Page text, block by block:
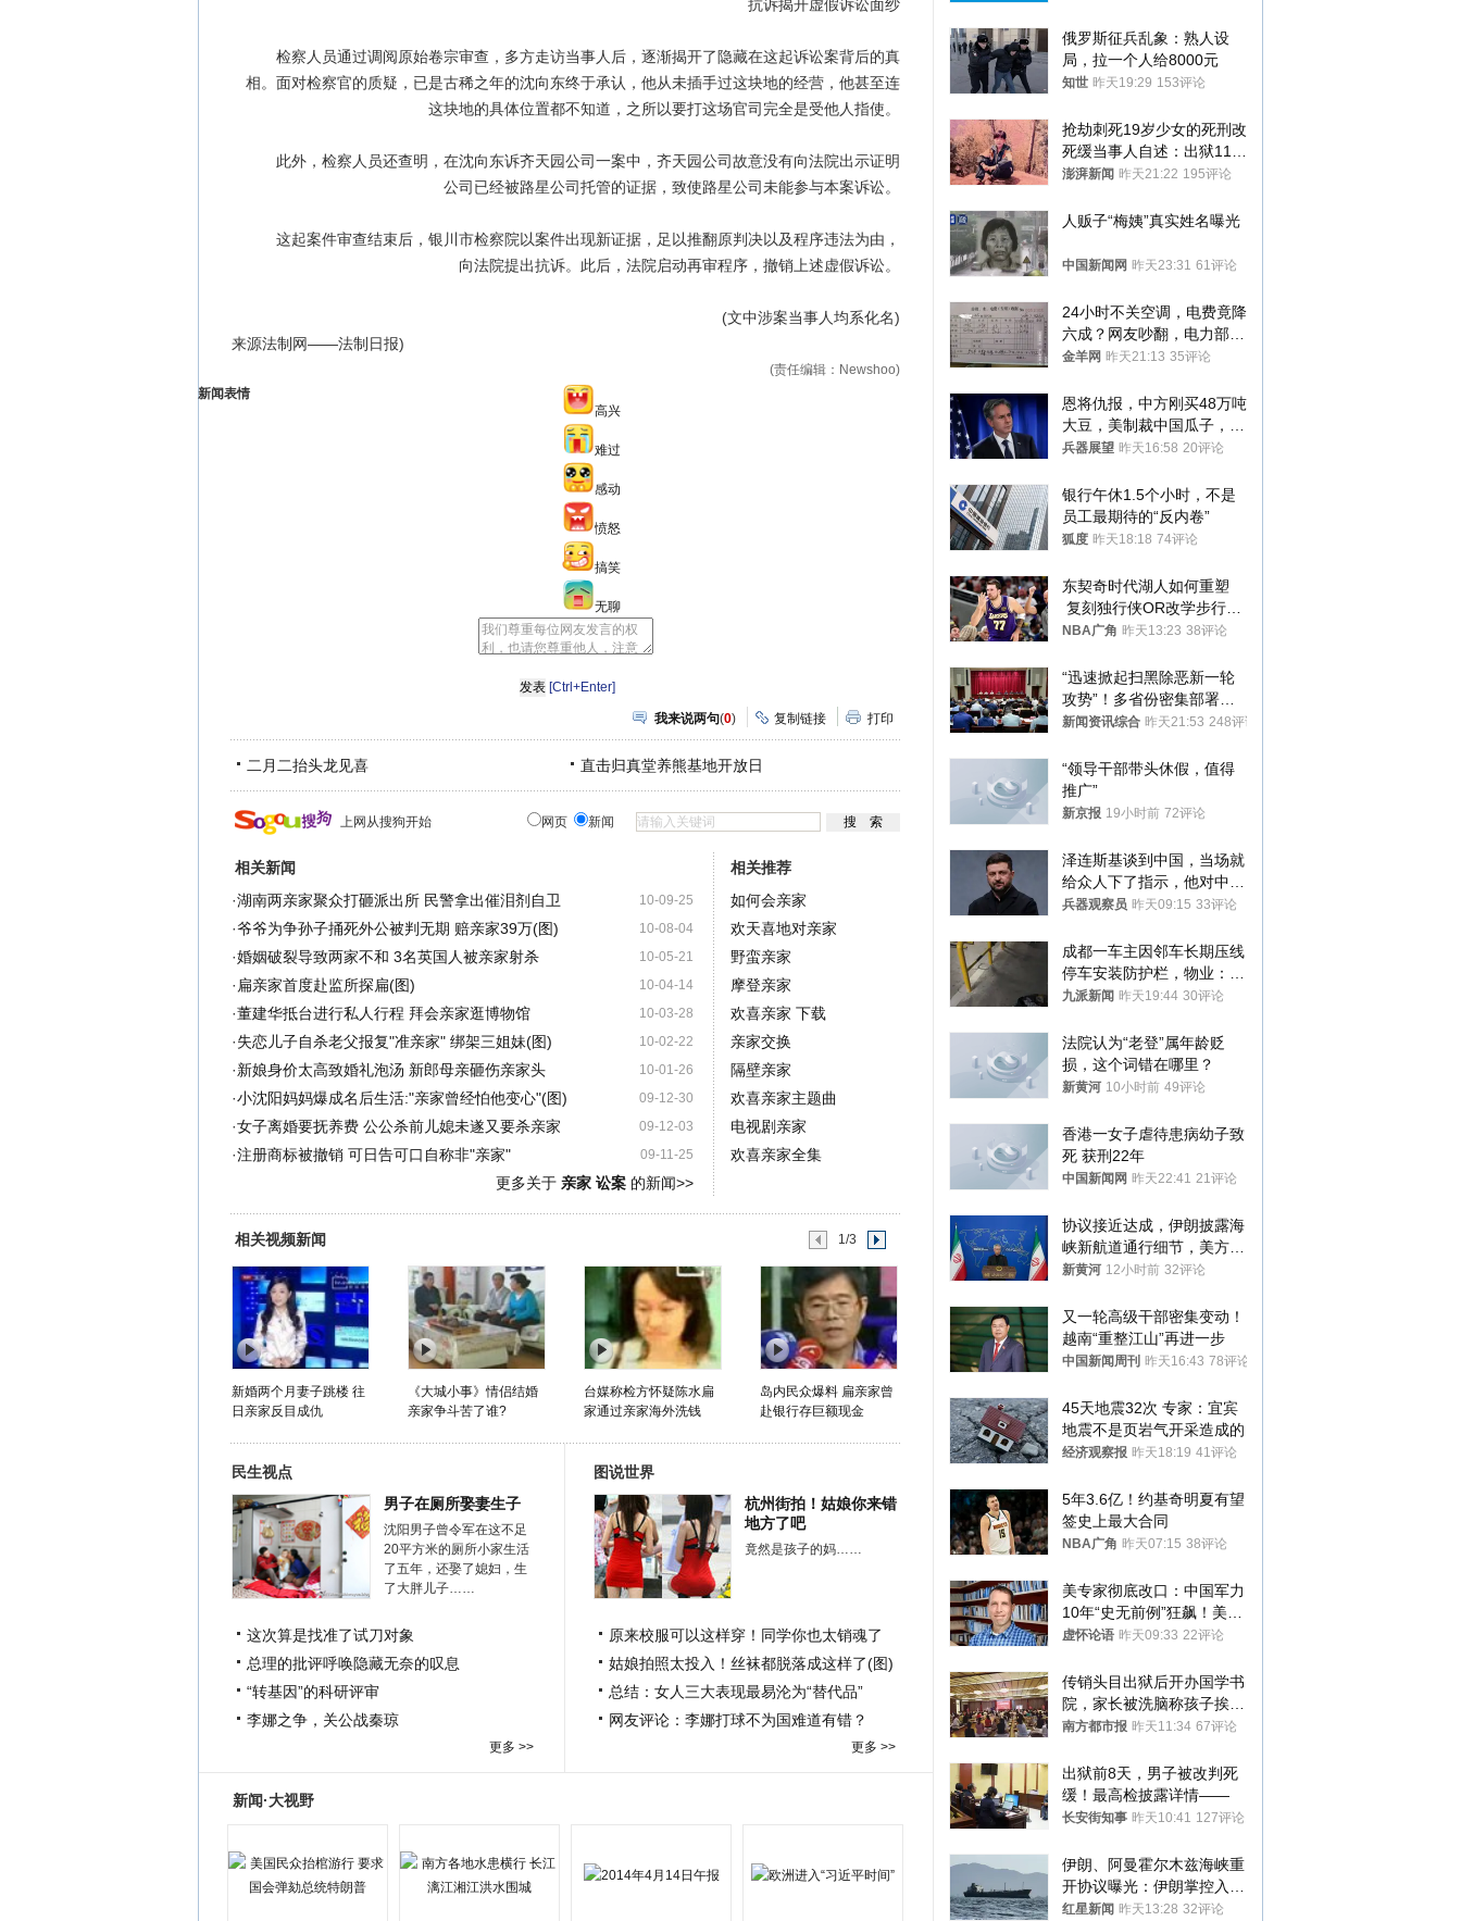
抗诉揭开虚假诉讼面纱
检察人员通过调阅原始卷宗审查，多方走访当事人后，逐渐揭开了隐藏在这起诉讼案背后的真
相。面对检察官的质疑，已是古稀之年的沈向东终于承认，他从未插手过这块地的经营，他甚至连
这块地的具体位置都不知道，之所以要打这场官司完全是受他人指使。
此外，检察人员还查明，在沈向东诉齐天园公司一案中，齐天园公司故意没有向法院出示证明
公司已经被路星公司托管的证据，致使路星公司未能参与本案诉讼。
这起案件审查结束后，银川市检察院以案件出现新证据，足以推翻原判决以及程序违法为由，
向法院提出抗诉。此后，法院启动再审程序，撤销上述虚假诉讼。
(文中涉案当事人均系化名)
来源法制网——法制日报)
(责任编辑：Newshoo)
新闻表情
高兴
难过
感动
愤怒
搞笑
无聊
[Ctrl+Enter]
我来说两句(0) 复制链接 打印
二月二抬头龙见喜 直击归真堂养熊基地开放日
上网从搜狗开始 网页 新闻
相关新闻
10-09-25
·湖南两亲家聚众打砸派出所 民警拿出催泪剂自卫
10-08-04
·爷爷为争孙子捅死外公被判无期 赔亲家39万(图)
10-05-21
·婚姻破裂导致两家不和 3名英国人被亲家射杀
10-04-14
· 扁亲家首度赴监所探扁(图)
10-03-28
·董建华抵台进行私人行程 拜会亲家逛博物馆
10-02-22
·失恋儿子自杀老父报复"准亲家" 绑架三姐妹(图)
10-01-26
·新娘身价太高致婚礼泡汤 新郎母亲砸伤亲家头
09-12-30
·小沈阳妈妈爆成名后生活:"亲家曾经怕他变心"(图)
09-12-03
·女子离婚要抚养费 公公杀前儿媳未遂又要杀亲家
09-11-25
·注册商标被撤销 可日告可口自称非"亲家"
更多关于 亲家 讼案的新闻>>
相关推荐
如何会亲家
欢天喜地对亲家
野蛮亲家
摩登亲家
欢喜亲家 下载
亲家交换
隔壁亲家
欢喜亲家主题曲
电视剧亲家
欢喜亲家全集
相关视频新闻 1/3
新婚两个月妻子跳楼 往
日亲家反目成仇
《大城小事》情侣结婚
亲家争斗苦了谁?
台媒称检方怀疑陈水扁
家通过亲家海外洗钱
岛内民众爆料 扁亲家曾
赴银行存巨额现金
民生视点
男子在厕所娶妻生子
沈阳男子曾令军在这不足
20平方米的厕所小家生活
了五年，还娶了媳妇，生
了大胖儿子……
这次算是找准了试刀对象
总理的批评呼唤隐藏无奈的叹息
“转基因”的科研评审
李娜之争，关公战秦琼
更多 >>
图说世界
杭州街拍！姑娘你来错
地方了吧
竟然是孩子的妈……
原来校服可以这样穿！同学你也太销魂了
姑娘拍照太投入！丝袜都脱落成这样了(图)
总结：女人三大表现最易沦为“替代品”
网友评论：李娜打球不为国难道有错？
更多 >>
新闻·大视野
俄罗斯征兵乱象：熟人设
局，拉一个人给8000元
知世 昨天19:29 153评论
抢劫刺死19岁少女的死刑改
死缓当事人自述：出狱11年
间始终刻意躲避被害人家属
澎湃新闻 昨天21:22 195评论
人贩子“梅姨”真实姓名曝光
中国新闻网 昨天23:31 61评论
24小时不关空调，电费竟降
六成？网友吵翻，电力部门
回应→
金羊网 昨天21:13 35评论
恩将仇报，中方刚买48万吨
大豆，美制裁中国瓜子，布
林肯措辞变了
兵器展望 昨天16:58 20评论
银行午休1.5个小时，不是
员工最期待的“反内卷”
狐度 昨天18:18 74评论
东契奇时代湖人如何重塑
复刻独行侠OR改学步行
者？
NBA广角 昨天13:23 38评论
“迅速掀起扫黑除恶新一轮
攻势”！多省份密集部署，
公布举报方式
新闻资讯综合 昨天21:53 248评论
“领导干部带头休假，值得
推广”
新京报 19小时前 72评论
泽连斯基谈到中国，当场就
给众人下了指示，他对中国
和中乌关系，显然又有了新
兵器观察员 昨天09:15 33评论
成都一车主因邻车长期压线
停车安装防护栏，物业：不
建议装护栏，也会影响自身
九派新闻 昨天19:44 30评论
法院认为“老登”属年龄贬
损，这个词错在哪里？
新黄河 10小时前 49评论
香港一女子虐待患病幼子致
死 获刑22年
中国新闻网 昨天22:41 21评论
协议接近达成，伊朗披露海
峡新航道通行细节，美方再
提“倒计时”
新黄河 12小时前 32评论
又一轮高级干部密集变动！
越南“重整江山”再进一步
中国新闻周刊 昨天16:43 78评论
45天地震32次 专家：宜宾
地震不是页岩气开采造成的
经济观察报 昨天18:19 41评论
5年3.6亿！约基奇明夏有望
签史上最大合同
NBA广角 昨天07:15 38评论
美专家彻底改口：中国军力
10年“史无前例”狂飙！美军
真慌了
虚怀论语 昨天09:33 22评论
传销头目出狱后开办国学书
院，家长被洗脑称孩子挨打
才有效果
南方都市报 昨天11:34 67评论
出狱前8天，男子被改判死
缓！最高检披露详情——
长安街知事 昨天10:41 127评论
伊朗、阿曼霍尔木兹海峡重
开协议曝光：伊朗掌控入湾
航道，与阿曼平分“服务费”
红星新闻 昨天13:28 32评论